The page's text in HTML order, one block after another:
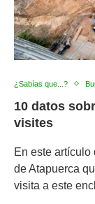
¿Sabías que...?
10 datos
visites
En este
de Atapuerca
visita a este